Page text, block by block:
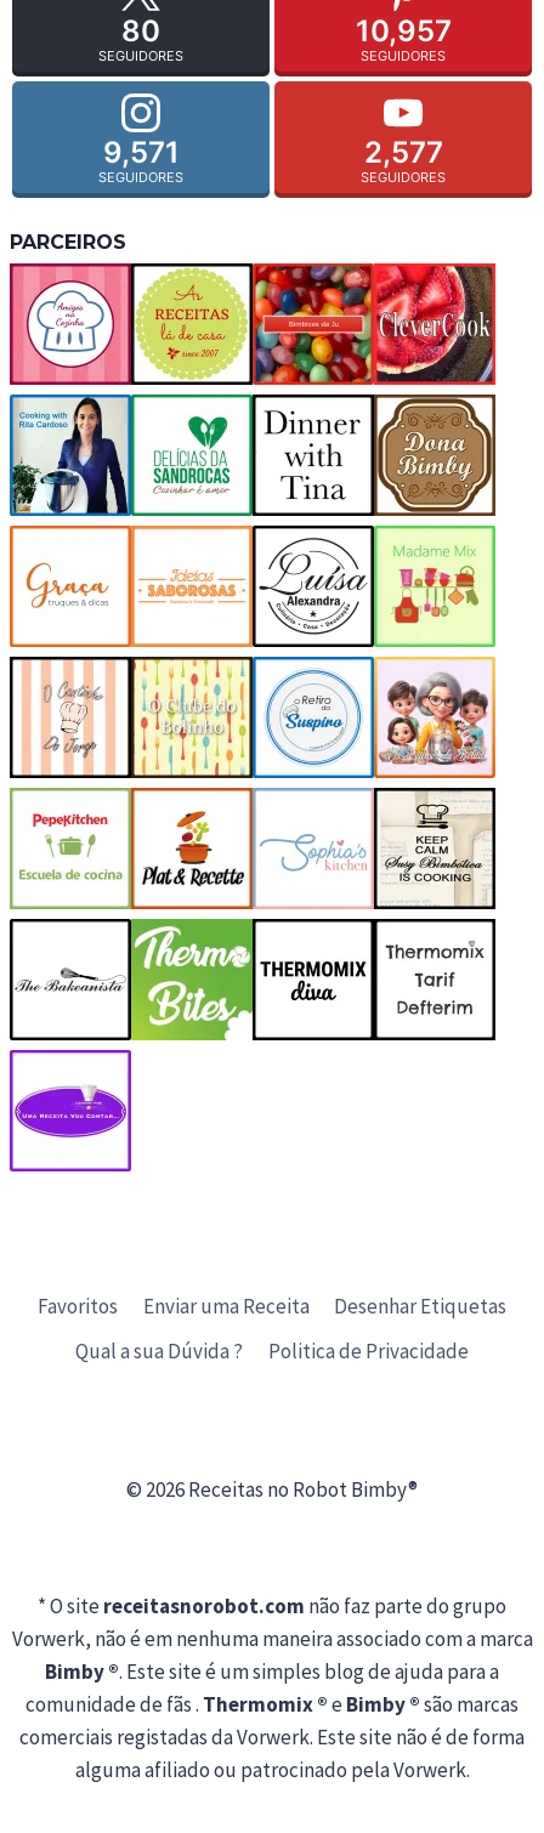
80
SEGUIDORES
10,957
SEGUIDORES
9,571
SEGUIDORES
2,577
SEGUIDORES
PARCEIROS
Favoritos Enviar uma Receita
Desenhar Etiquetas
Qual a sua Dúvida ?
Politica de Privacidade
© 2026 Receitas no Robot Bimby®
* O sitereceitasnorobot.com não faz parte do grupo
Vorwerk, não é em nenhuma maneira associado com a marca
Bimby ®. Este site é um simples blog de ajuda para a
comunidade de fãs . Thermomix ®eBimby ®são marcas
comerciais registadas da Vorwerk. Este site não é de forma
alguma afiliado ou patrocinado pela Vorwerk.